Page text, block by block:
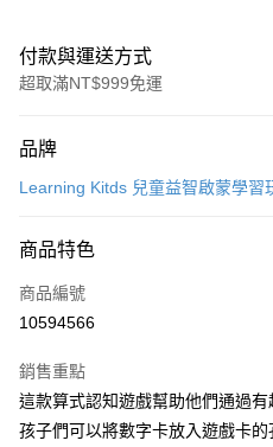
付款與運送方式
超取滿NT$999免運
信用卡一次付款
3 期 0 利率 每期
合作金庫商業銀行
上海商業儲蓄銀行
臺灣中小企業銀行
匯豐（台灣）商業銀行
聯邦商業銀行
超商取貨付款
LINE Pay
Apple Pay
悠遊付
品牌
Learning Kitds 兒童益智啟蒙學習
商品特色
商品編號
10594566
銷售重點
這款算式認知遊戲幫助他們通過
孩子們可以將數字卡放入遊戲卡